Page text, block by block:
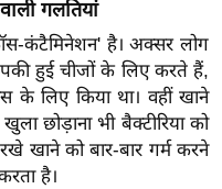
गलतियां
कंटैमिनेशन' है। अक्सर लोग
पकी हुई चीजों के लिए करते हैं,
के लिए किया था। वहीं खाने
छोड़ाना भी बैक्टीरिया को
खाने को बार-बार गर्म करने
है।